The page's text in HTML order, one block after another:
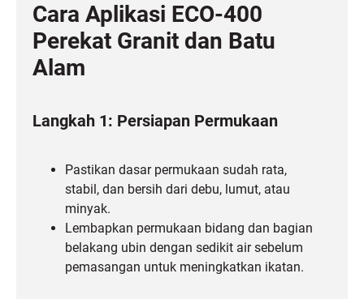
Cara Aplikasi ECO-400
Perekat Granit dan Batu
Alam
Langkah 1: Persiapan Permukaan
Pastikan dasar permukaan sudah rata,
stabil, dan bersih dari debu, lumut, atau
minyak.
Lembapkan permukaan bidang dan bagian
belakang ubin dengan sedikit air sebelum
pemasangan untuk meningkatkan ikatan.